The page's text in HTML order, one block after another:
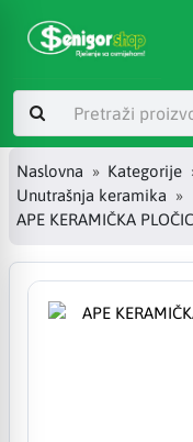
Naslovna Kategorije
Unutrašnja keramika
APE KERAMIČKA